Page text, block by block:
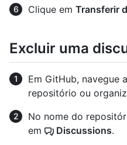
Clique em Transferir
Excluir uma
Em GitHub, navegue
repositório ou
No nome do
em
Discussions.